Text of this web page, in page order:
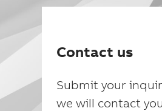
Contact us
Submit your
we will contact you